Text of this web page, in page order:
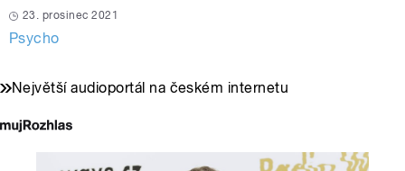
23. prosinec 2021
Psycho
Největší audioportál na českém internetu